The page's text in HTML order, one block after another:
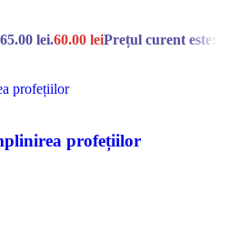
lei.60.00 leiPrețul curent este:
profețiilor